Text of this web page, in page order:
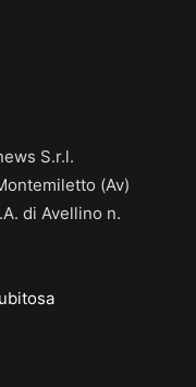
S.r.l.
(Av)
di Avellino n.